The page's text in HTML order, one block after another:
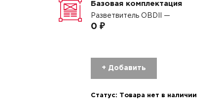
Базовая комплектация
Разветвитель OBDII —
0 ₽
+ Добавить
Статус: Товара нет в наличии